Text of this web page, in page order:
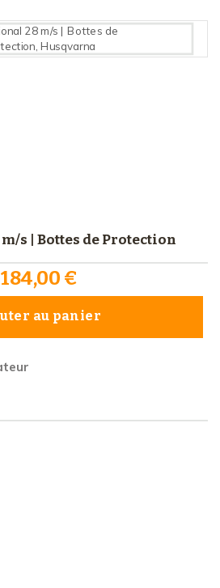
s | Bottes de Protection
184,00 €
au panier